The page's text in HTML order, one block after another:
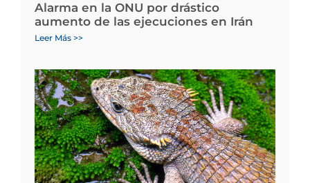
Alarma en la ONU por drástico
aumento de las ejecuciones en Irán
Leer Más >>